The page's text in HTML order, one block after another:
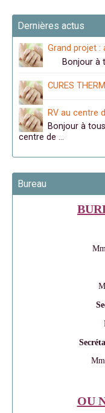
Dernières actus
Grand projet :
Bonjour à
CURES
RV au centre
Bonjour à
centre de …
Bureau
OU